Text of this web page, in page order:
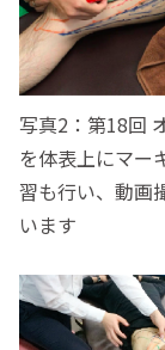
写真2：第18回
を体表上にマー
習も行い、動画
います